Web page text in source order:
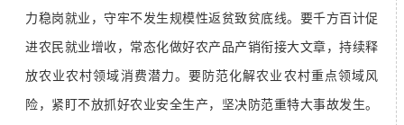
力稳岗就业，守牢不发生规模性返贫致贫底线。要千方百计促
进农民就业增收，常态化做好农产品产销衔接大文章，持续释
放农业农村领域消费潜力。要防范化解农业农村重点领域风
险，紧盯不放抓好农业安全生产，坚决防范重特大事故发生。